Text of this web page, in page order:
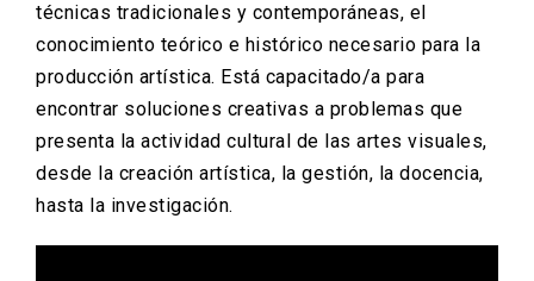
técnicas tradicionales y contemporáneas, el
conocimiento teórico e histórico necesario para la
producción artística. Está capacitado/a para
encontrar soluciones creativas a problemas que
presenta la actividad cultural de las artes visuales,
desde la creación artística, la gestión, la docencia,
hasta la investigación.